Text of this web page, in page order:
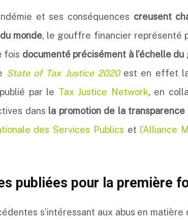
et ses conséquences creusent
monde, le gouffre financier représenté
fois documenté précisément à l’échelle
State of Tax Justice 2020est en effet la
par le Tax Justice Network, en
dans la promotion de la
des Services Publics et l’Alliance
publiées pour la première
s’intéressant aux abus en matière